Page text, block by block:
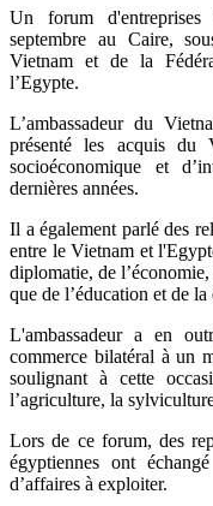
Un forum
septembre au Caire,
Vietnam et de la
l’Egypte.
L’ambassadeur du
présenté les acquis du
socioéconomique et
dernières années.
Il a également parlé des
entre ​le Vietnam et
diplomatie, de
que de l’éducation et de la
L'ambassadeur a en
commerce bilatéral à un
soulignant à cette
l’agriculture, la
Lors de ce forum, des
égyptiennes ont
d’affaires à exploiter.